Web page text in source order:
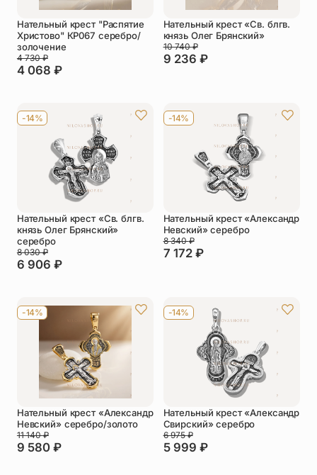
Нательный крест "Распятие
Христово" КР067 серебро/
золочение
4 068 ₽
4 730₽
Нательный крест «Cв. блгв.
князь Олег Брянский»
9 236 ₽
10 740₽
-14%
Нательный крест «Cв. блгв.
князь Олег Брянский»
серебро
6 906 ₽
8 030₽
-14%
Нательный крест «Александр
Невский» серебро
7 172 ₽
8 340₽
-14%
Нательный крест «Александр
Невский» серебро/золото
9 580 ₽
11 140₽
-14%
Нательный крест «Александр
Свирский» серебро
5 999 ₽
6 975₽